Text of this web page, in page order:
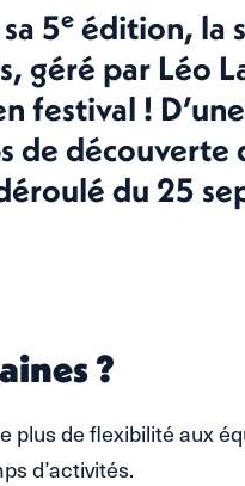
5e édition, la
géré par Léo
festival !
de découverte
du 25
?
plus de flexibilité aux
d’activités.